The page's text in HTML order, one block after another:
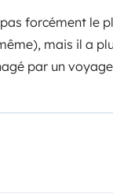
forcément le
mais il a
par un
à combiner dans
rouler, dormir,
(2 vélos